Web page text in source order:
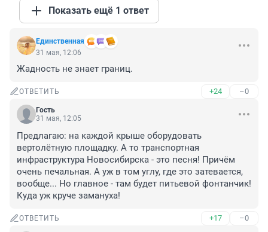
Показать ещё 1 ответ
Единственная
31 мая, 12:06
Жадность не знает границ.
ОТВЕТИТЬ +24 –0
Гость
31 мая, 12:05
Предлагаю: на каждой крыше оборудовать
вертолётную площадку. А то транспортная
инфраструктура Новосибирска - это песня! Причём
очень печальная. А уж в том углу, где это затевается,
вообще... Но главное - там будет питьевой фонтанчик!
Куда уж круче замануха!
ОТВЕТИТЬ +17 –0